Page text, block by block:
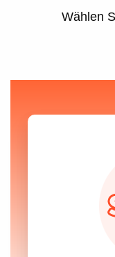
Wählen